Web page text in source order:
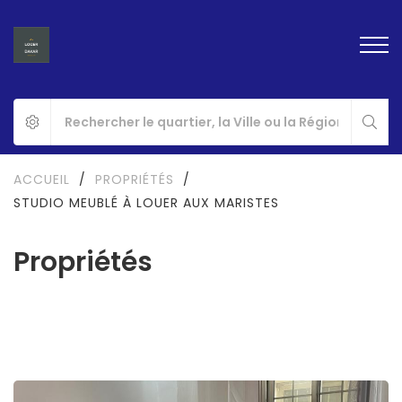
Propriétés
ACCUEIL / PROPRIÉTÉS
/
STUDIO MEUBLÉ À LOUER AUX MARISTES